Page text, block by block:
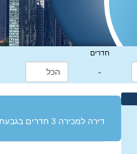
חדרים
-
דירה למכירה 3 חדרים בגבעתיים